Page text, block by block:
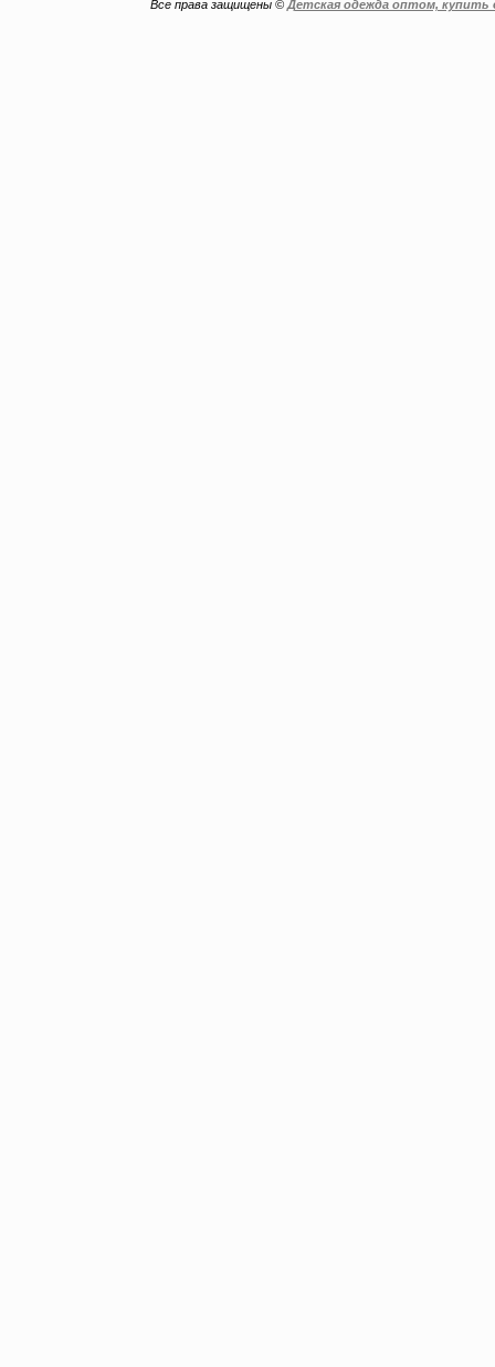
Все права защищены © Детская одежда оптом,